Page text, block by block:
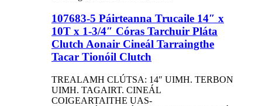
107683-5 Páirteanna Trucaile 14″ x
10T x 1-3/4″ Córas Tarchuir Pláta
Clutch Aonair Cineál Tarraingthe
Tacar Tionóil Clutch
TREALAMH CLÚTSA: 14″ UIMH. TERBON
UIMH. TAGAIRT. CINEÁL
COIGEARTAITHE UAS-